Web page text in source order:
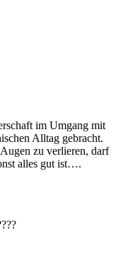
im Umgang mit
Alltag gebracht.
zu verlieren, darf
alles gut ist….